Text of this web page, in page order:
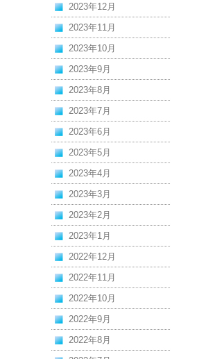
2023年12月
2023年11月
2023年10月
2023年9月
2023年8月
2023年7月
2023年6月
2023年5月
2023年4月
2023年3月
2023年2月
2023年1月
2022年12月
2022年11月
2022年10月
2022年9月
2022年8月